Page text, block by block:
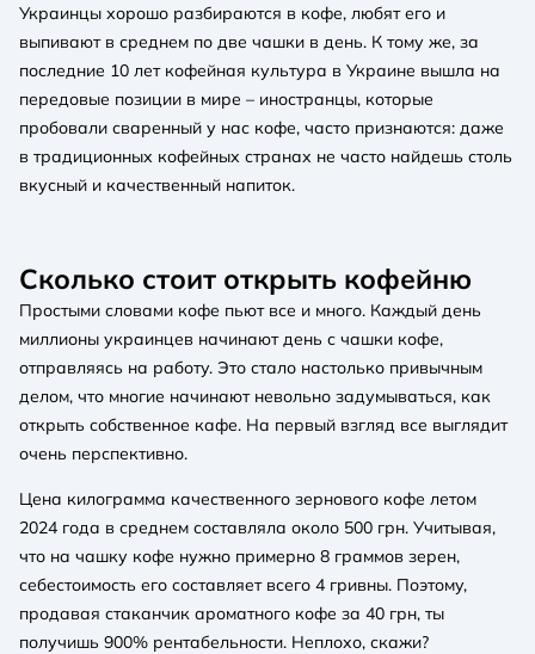
Украинцы хорошо разбираются в кофе, любят его и
выпивают в среднем по две чашки в день. К тому же, за
последние 10 лет кофейная культура в Украине вышла на
передовые позиции в мире – иностранцы, которые
пробовали сваренный у нас кофе, часто признаются: даже
в традиционных кофейных странах не часто найдешь столь
вкусный и качественный напиток.
Сколько стоит открыть кофейню
Простыми словами кофе пьют все и много. Каждый день
миллионы украинцев начинают день с чашки кофе,
отправляясь на работу. Это стало настолько привычным
делом, что многие начинают невольно задумываться, как
открыть собственное кафе. На первый взгляд все выглядит
очень перспективно.
Цена килограмма качественного зернового кофе летом
2024 года в среднем составляла около 500 грн. Учитывая,
что на чашку кофе нужно примерно 8 граммов зерен,
себестоимость его составляет всего 4 гривны. Поэтому,
продавая стаканчик ароматного кофе за 40 грн, ты
получишь 900% рентабельности. Неплохо, скажи?